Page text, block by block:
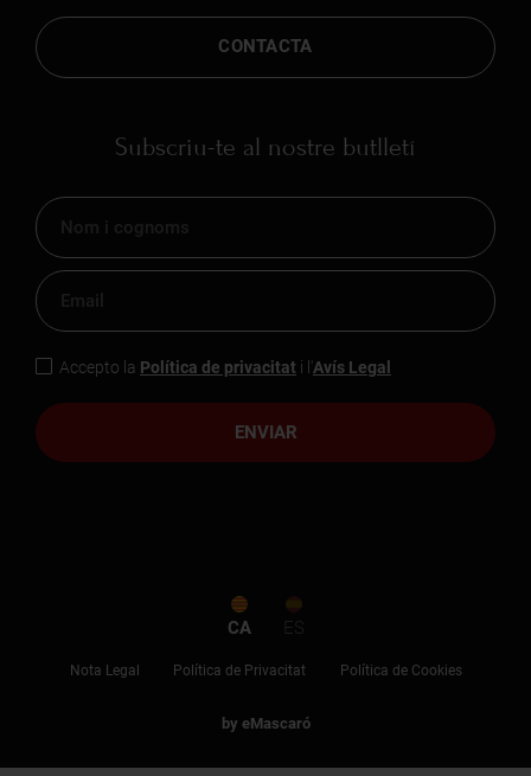
CONTACTA
Subscriu-te al nostre butlletí
ENVIAR
Accepto la Política de privacitat i l'Avís Legal
CA ES
Nota Legal Política de Privacitat Política de Cookies
by eMascaró